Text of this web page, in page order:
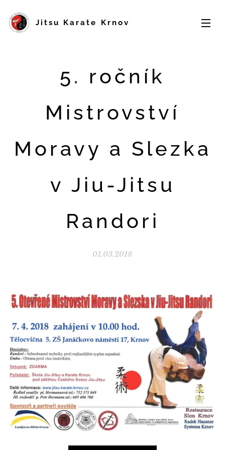
Jitsu Karate Krnov
5. ročník
Mistrovství
Moravy a Slezka
v Jiu-Jitsu
Randori
01.03.2018